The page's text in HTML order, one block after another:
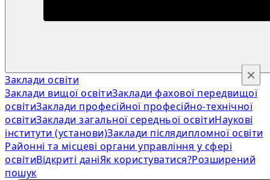
Заклади освіти
Заклади вищої освітиЗаклади фахової передвищої
освітиЗаклади професійної професійно-технічної
освітиЗаклади загальної середньої освітиНаукові
інститути (установи)Заклади післядипломної освіти
Районні та місцеві органи управління у сфері
освітиВідкриті даніЯк користуватися?Розширений
пошук
×